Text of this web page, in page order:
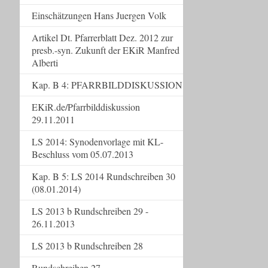
Einschätzungen Hans Juergen Volk
Artikel Dt. Pfarrerblatt Dez. 2012 zur
presb.-syn. Zukunft der EKiR Manfred
Alberti
Kap. B 4: PFARRBILDDISKUSSION
EKiR.de/Pfarrbilddiskussion
29.11.2011
LS 2014: Synodenvorlage mit KL-
Beschluss vom 05.07.2013
Kap. B 5: LS 2014 Rundschreiben 30
(08.01.2014)
LS 2013 b Rundschreiben 29 -
26.11.2013
LS 2013 b Rundschreiben 28